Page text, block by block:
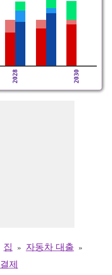
2028 2030
집 » 자동차 대출 »
제